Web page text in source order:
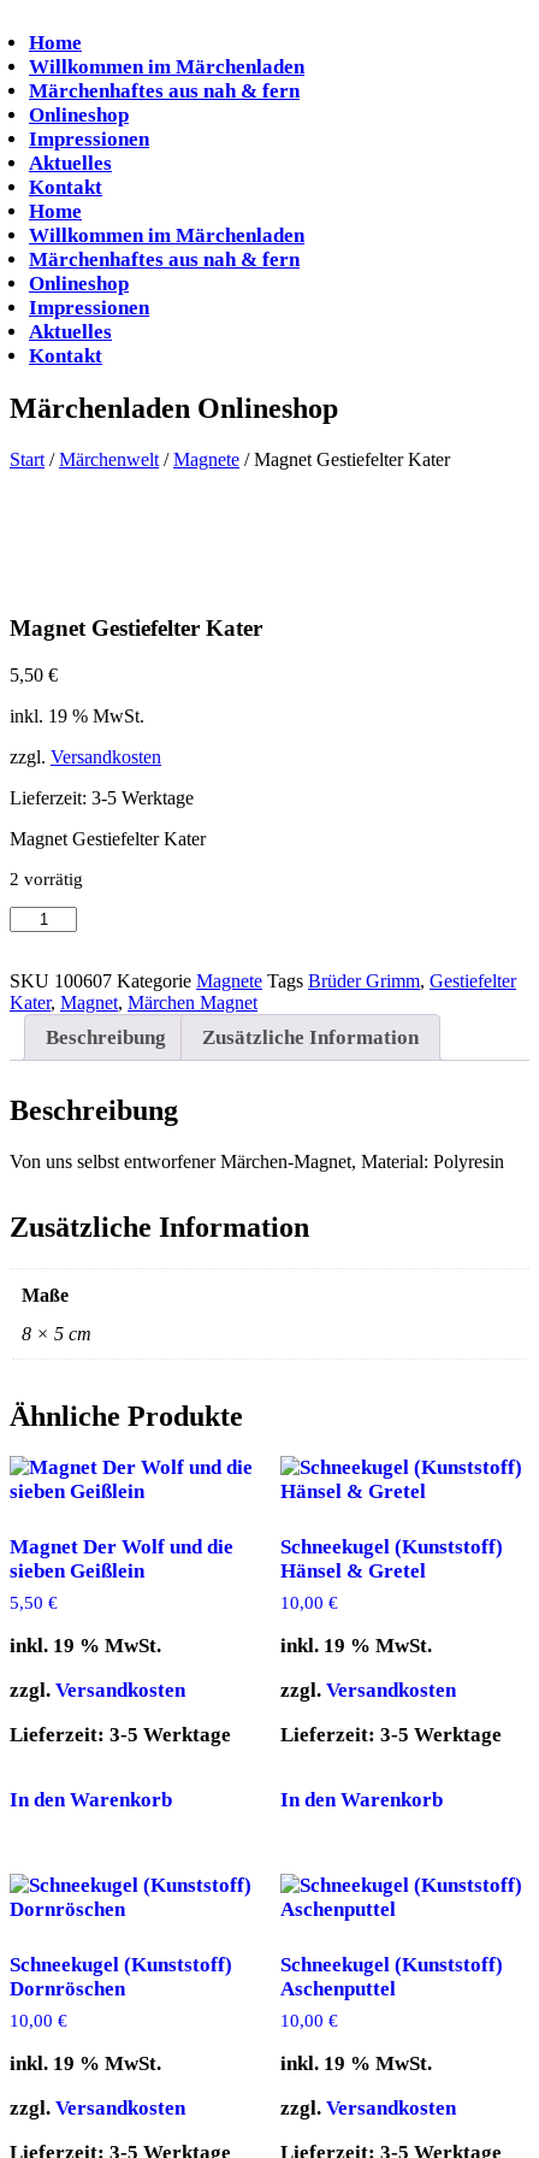
Inhalt
springen
Home
Willkommen im Märchenladen
Märchenhaftes aus nah & fern
Onlineshop
Impressionen
Aktuelles
Kontakt
Home
Willkommen im Märchenladen
Märchenhaftes aus nah & fern
Onlineshop
Impressionen
Aktuelles
Kontakt
Märchenladen Onlineshop
Start /Märchenwelt /Magnete / Magnet Gestiefelter Kater
Magnet Gestiefelter Kater
5,50 €
inkl. 19 % MwSt.
zzgl. Versandkosten
Lieferzeit: 3-5 Werktage
Magnet Gestiefelter Kater
2 vorrätig
Magnet
Gestiefelter
Menge
SKU 100607 Kategorie Magnete Tags Brüder Grimm, Gestiefelter
Kater, Magnet, Märchen Magnet
Beschreibung Zusätzliche Information
Beschreibung
Von uns selbst entworfener Märchen-Magnet, Material: Polyresin
Zusätzliche Information
Maße
8 × 5 cm
Ähnliche Produkte
Magnet Der Wolf und die
sieben Geißlein
5,50 €
inkl. 19 % MwSt.
zzgl. Versandkosten
Lieferzeit: 3-5 Werktage
In den Warenkorb
Schneekugel (Kunststoff)
Hänsel & Gretel
10,00 €
inkl. 19 % MwSt.
zzgl. Versandkosten
Lieferzeit: 3-5 Werktage
In den Warenkorb
Schneekugel (Kunststoff)
Dornröschen
10,00 €
inkl. 19 % MwSt.
zzgl. Versandkosten
Lieferzeit: 3-5 Werktage
Schneekugel (Kunststoff)
Aschenputtel
10,00 €
inkl. 19 % MwSt.
zzgl. Versandkosten
Lieferzeit: 3-5 Werktage